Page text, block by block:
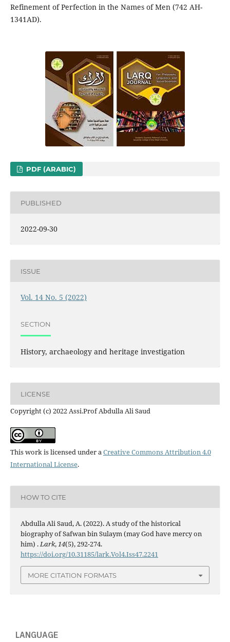
Refinement of Perfection in the Names of Men (742 AH-
1341AD).
PDF (ARABIC)
PUBLISHED
2022-09-30
ISSUE
Vol. 14 No. 5 (2022)
SECTION
History, archaeology and heritage investigation
LICENSE
Copyright (c) 2022 Assi.Prof Abdulla Ali Saud
This work is licensed under aCreative Commons Attribution 4.0
International License.
HOW TO CITE
Abdulla Ali Saud, A. (2022). A study of the historical
biography of Safwan bin Sulaym (may God have mercy on
him) .Lark,14(5), 292-274.
https://doi.org/10.31185/lark.Vol4.Iss47.2241
MORE CITATION FORMATS
LANGUAGE